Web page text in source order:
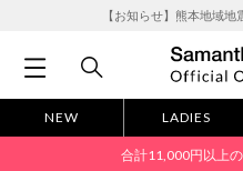
【お知らせ】熊本地域
NEW LADIES
合計11,000円以上